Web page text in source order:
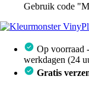
Gebruik code
Op voorraad
werkdagen (24
Gratis